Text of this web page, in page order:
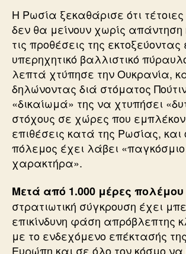
Η Ρωσία ξεκαθάρισε ότι
δεν θα μείνουν χωρίς απάντηση
τις προθέσεις της
υπερηχητικό βαλλιστικό
λεπτά χτύπησε την Ουκρανία,
δηλώνοντας διά στόματος
«δικαίωμά» της να χτυπήσει
στόχους σε χώρες που
επιθέσεις κατά της Ρωσίας, και
πόλεμος έχει λάβει «παγκόσμιο
χαρακτήρα».
Μετά από 1.000 μέρες πολέμου
στρατιωτική σύγκρουση έχει
επικίνδυνη φάση απρόβλεπτης
με το ενδεχόμενο επέκτασής
Ευρώπη και σε όλο τον κόσμο να